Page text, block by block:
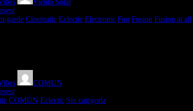
garde Cinematic Eclectic Electronic Fun Fusion Fusion at all
COMUN
COMÚN Eclectic Sin categoría